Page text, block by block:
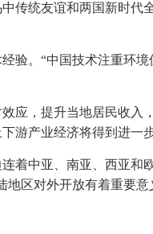
传统友谊和两国新时代
验。“中国技术注重环
应，提升当地居民收入
游产业经济将得到进一步
着中亚、南亚、西亚和
区对外开放有着重要意